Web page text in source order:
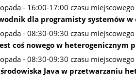
- 16:00-17:00 czasu
dla programisty systemów w
- 08:30-09:30 czasu
coś nowego w heterogenicznym
- 08:30-09:30 czasu
środowiska Java w przetwarzaniu